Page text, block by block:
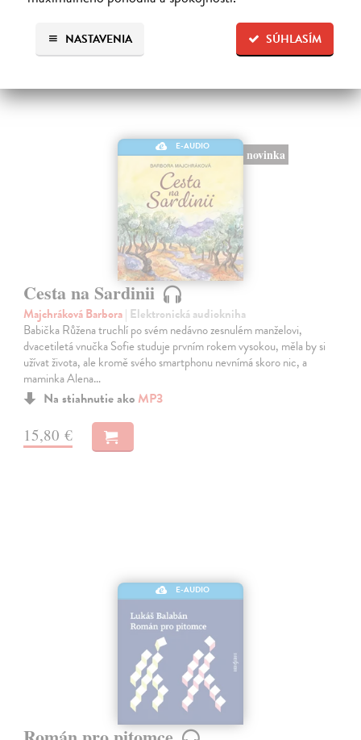
SÚHLASÍM
NASTAVENIA
E-AUDIO
novinka
Cesta na Sardinii
Majchráková Barbora| Elektronická audiokniha
Babička Růžena truchlí po svém nedávno zesnulém manželovi,
dvacetiletá vnučka Sofie studuje prvním rokem vysokou, měla by si
užívat života, ale kromě svého smartphonu nevnímá skoro nic, a
maminka Alena…
Na stiahnutie ako MP3
15,80 €
E-AUDIO